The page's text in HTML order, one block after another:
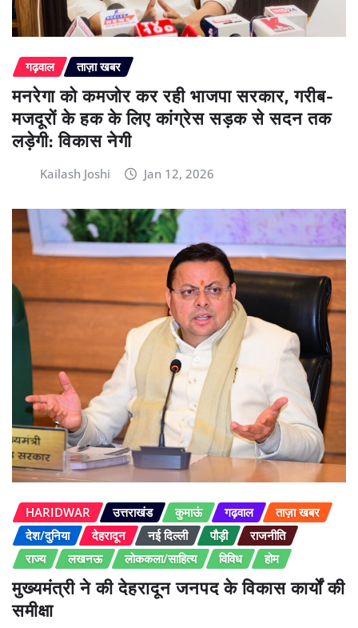
गढ़वाल ताज़ा खबर
मनरेगा को कमजोर कर रही भाजपा सरकार, गरीब-
मजदूरों के हक के लिए कांग्रेस सड़क से सदन तक
लड़ेगी: विकास नेगी
Kailash Joshi Jan 12, 2026
HARIDWAR उत्तराखंड कुमाऊं गढ़वाल
ताज़ा खबर
देश/दुनिया
देहरादून नई दिल्ली पौड़ी
राजनीति
राज्य
लखनऊ लोककला/साहित्य विविध होम
मुख्यमंत्री ने की देहरादून जनपद के विकास कार्यों की
समीक्षा